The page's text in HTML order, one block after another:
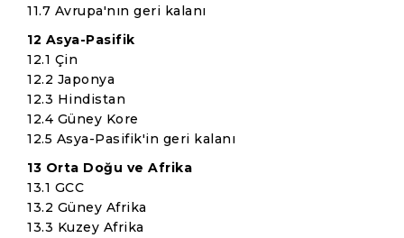
11.7 Avrupa'nın geri kalanı
12 Asya-Pasifik
12.1 Çin
12.2 Japonya
12.3 Hindistan
12.4 Güney Kore
12.5 Asya-Pasifik'in geri kalanı
13 Orta Doğu ve Afrika
13.1 GCC
13.2 Güney Afrika
13.3 Kuzey Afrika